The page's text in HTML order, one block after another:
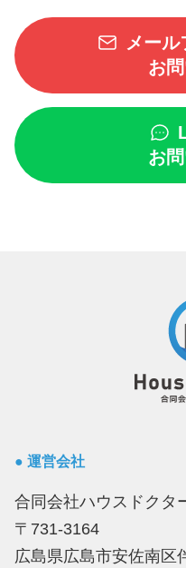
メール
お
お
● 運営会社
合同会社ハウスドクタ
〒731-3164
広島県広島市安佐南区